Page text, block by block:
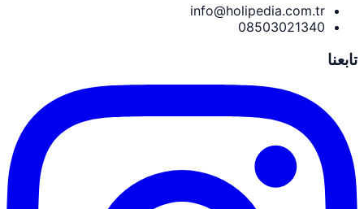
info@holipedia.com.tr
08503021340
تابعنا